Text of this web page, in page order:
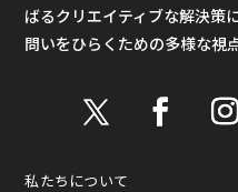
ばるクリエイティブな解決策
問いをひらくための多様な視
私たちについて